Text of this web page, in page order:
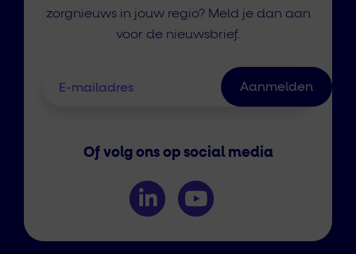
zorgnieuws in jouw regio? Meld je dan aan
voor de nieuwsbrief.
Of volg ons op social media